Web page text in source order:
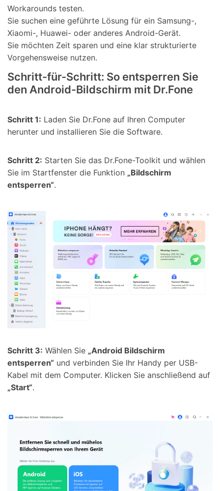
Workarounds testen.
Sie suchen eine geführte Lösung für ein Samsung-,
Xiaomi-, Huawei- oder anderes Android-Gerät.
Sie möchten Zeit sparen und eine klar strukturierte
Vorgehensweise nutzen.
Schritt-für-Schritt: So entsperren Sie
den Android-Bildschirm mit Dr.Fone
Schritt 1: Laden Sie Dr.Fone auf Ihren Computer
herunter und installieren Sie die Software.
Schritt 2: Starten Sie das Dr.Fone-Toolkit und wählen
Sie im Startfenster die Funktion „Bildschirm
entsperren“.
Schritt 3: Wählen Sie „Android Bildschirm
entsperren“ und verbinden Sie Ihr Handy per USB-
Kabel mit dem Computer. Klicken Sie anschließend auf
„Start“.